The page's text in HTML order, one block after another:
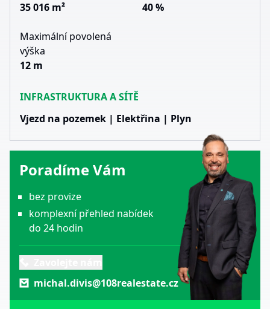
35 016 m²
40 %
Maximální povolená
výška
12 m
INFRASTRUKTURA A SÍTĚ
Vjezd na pozemek | Elektřina | Plyn
Poradíme Vám
bez provize
komplexní přehled nabídek
do 24 hodin
michal.divis@108realestate.cz